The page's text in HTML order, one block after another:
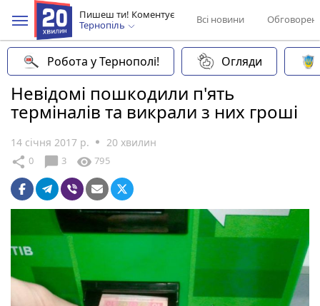
Пишеш ти! Коментує
Тернопіль
Всі новини
Робота у Тернополі! Огляди
Невідомі пошкодили п'ять
терміналів та викрали з них гроші
14 січня 2017 р. 20 хвилин
share 0 chat_bubble 3 visibility 795